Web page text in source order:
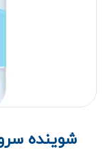
شوینده